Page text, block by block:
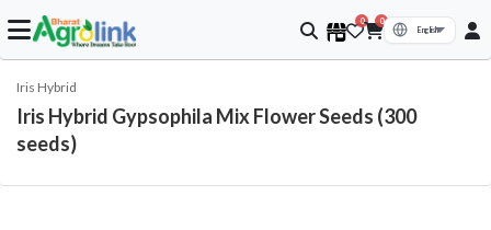
0 0
Iris Hybrid
Iris Hybrid Gypsophila Mix Flower Seeds (300
seeds)